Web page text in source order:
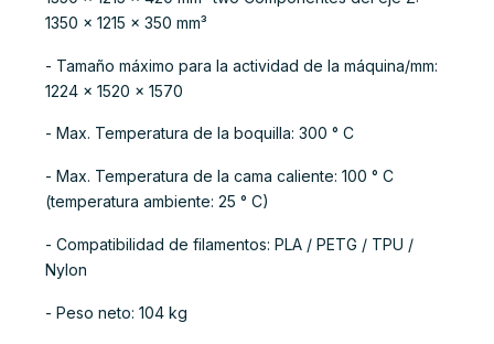
1350 x 1215 x 350 mm³
- Tamaño máximo para la actividad de la máquina/mm:
1224 x 1520 x 1570
- Max. Temperatura de la boquilla: 300 ° C
- Max. Temperatura de la cama caliente: 100 ° C
(temperatura ambiente: 25 ° C)
- Compatibilidad de filamentos: PLA / PETG / TPU /
Nylon
- Peso neto: 104 kg